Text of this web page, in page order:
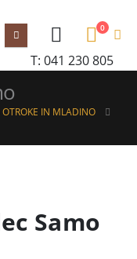
T: 041 230 805
0
OTROKE IN MLADINO
Samo